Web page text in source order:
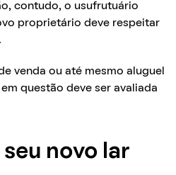
contudo, o usufrutuário
proprietário deve respeitar
venda ou até mesmo aluguel
questão deve ser avaliada
novo lar